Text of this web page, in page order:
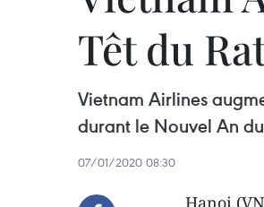
Têt du
Vietnam Airlines
durant le Nouvel An
07/01/2020 08:30
Hanoi